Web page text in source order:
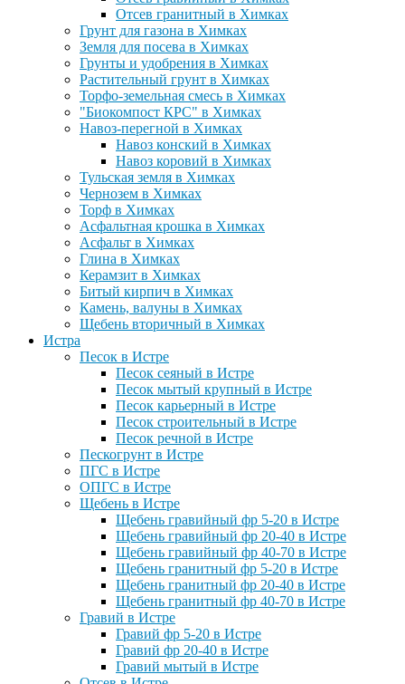
Отсев гранитный в Химках
Грунт для газона в Химках
Земля для посева в Химках
Грунты и удобрения в Химках
Растительный грунт в Химках
Торфо-земельная смесь в Химках
"Биокомпост КРС" в Химках
Навоз-перегной в Химках
Навоз конский в Химках
Навоз коровий в Химках
Тульская земля в Химках
Чернозем в Химках
Торф в Химках
Асфальтная крошка в Химках
Асфальт в Химках
Глина в Химках
Керамзит в Химках
Битый кирпич в Химках
Камень, валуны в Химках
Щебень вторичный в Химках
Истра
Песок в Истре
Песок сеяный в Истре
Песок мытый крупный в Истре
Песок карьерный в Истре
Песок строительный в Истре
Песок речной в Истре
Пескогрунт в Истре
ПГС в Истре
ОПГС в Истре
Щебень в Истре
Щебень гравийный фр 5-20 в Истре
Щебень гравийный фр 20-40 в Истре
Щебень гравийный фр 40-70 в Истре
Щебень гранитный фр 5-20 в Истре
Щебень гранитный фр 20-40 в Истре
Щебень гранитный фр 40-70 в Истре
Гравий в Истре
Гравий фр 5-20 в Истре
Гравий фр 20-40 в Истре
Гравий мытый в Истре